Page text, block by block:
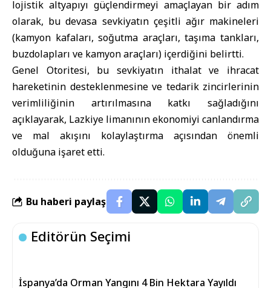
lojistik altyapıyı güçlendirmeyi amaçlayan bir adım
olarak, bu devasa sevkiyatın çeşitli ağır makineleri
(kamyon kafaları, soğutma araçları, taşıma tankları,
buzdolapları ve kamyon araçları) içerdiğini belirtti.
Genel Otoritesi, bu sevkiyatın ithalat ve ihracat
hareketinin desteklenmesine ve tedarik zincirlerinin
verimliliğinin artırılmasına katkı sağladığını
açıklayarak, Lazkiye limanının ekonomiyi canlandırma
ve mal akışını kolaylaştırma açısından önemli
olduğuna işaret etti.
Bu haberi paylaş
Editörün Seçimi
İspanya’da Orman Yangını 4 Bin Hektara Yayıldı